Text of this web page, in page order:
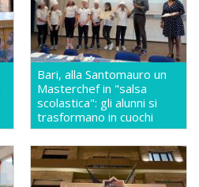
Bari, alla Santomauro un
Masterchef in "salsa
scolastica": gli alunni si
trasformano in cuochi